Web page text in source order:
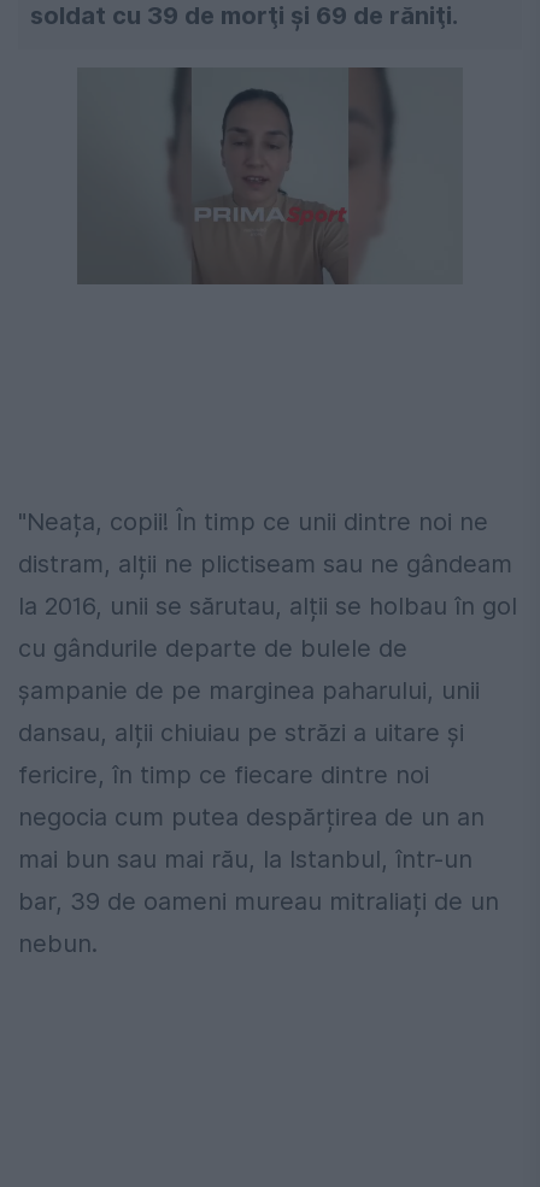
soldat cu 39 de morţi şi 69 de răniţi.
"Neața, copii! În timp ce unii dintre noi ne
distram, alții ne plictiseam sau ne gândeam
la 2016, unii se sărutau, alții se holbau în gol
cu gândurile departe de bulele de
șampanie de pe marginea paharului, unii
dansau, alții chiuiau pe străzi a uitare și
fericire, în timp ce fiecare dintre noi
negocia cum putea despărțirea de un an
mai bun sau mai rău, la Istanbul, într-un
bar, 39 de oameni mureau mitraliați de un
nebun.